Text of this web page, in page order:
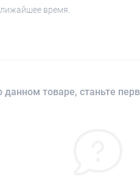
время.
данном товаре, станьте